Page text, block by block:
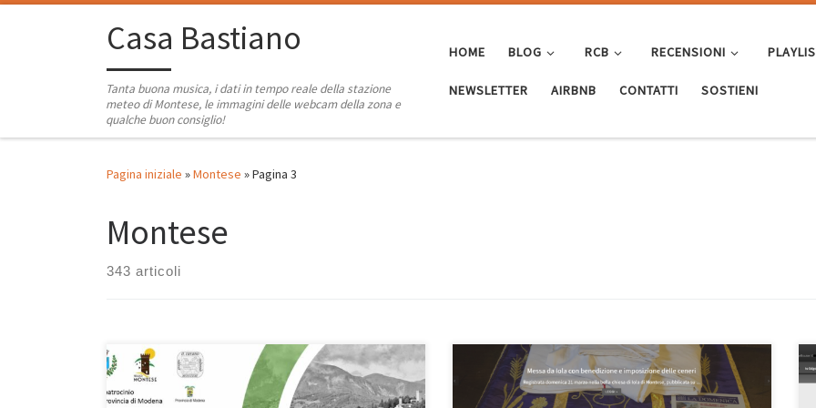
Passa al contenutoCasa Bastiano
Tanta buona musica, i dati in tempo reale della stazione
meteo di Montese, le immagini delle webcam della zona e
qualche buon consiglio!
HOME BLOG RCB RECENSIONI
NEWSLETTER AIRBNB CONTATTI SOSTIENI
Pagina iniziale »Montese »Pagina 3
Montese
343 articoli
Una bella iniziativa, che merita di essere promossa e
Sicuramente l’avete già visto tutti perchè è già attivo